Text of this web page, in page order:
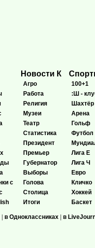
с
Новости К
Агро
Работа
Религия
Музеи
Театр
Статистика
Президент
Премьер
Губернатор
Выборы
Голова
Столица
Итоги
100+1
:Ш -
Шахтёр
Арена
Гольф
Футбол
Лига Е
Лига Ч
Евро
Кличко
Хоккей
Баскет
| в Одноклассниках | в